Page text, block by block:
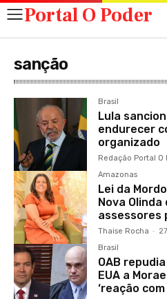
Portal O Poder
sanção
Brasil
Lula
endurecer
organizado
Redação Portal O
Amazonas
Lei da
Nova
assessores
Thaise Rocha -
Brasil
OAB
EUA a
‘reação